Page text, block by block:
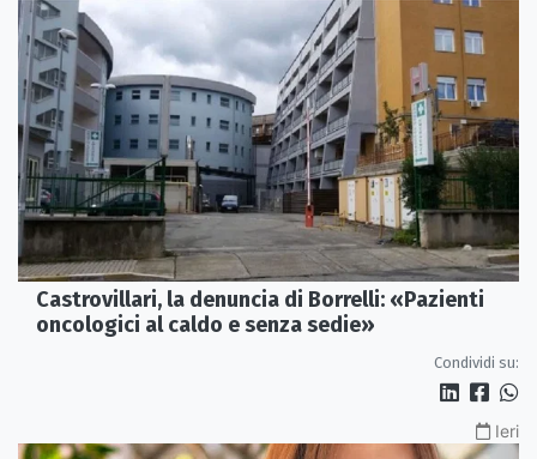
Castrovillari, la denuncia di Borrelli: «Pazienti
oncologici al caldo e senza sedie»
Condividi su:
Ieri